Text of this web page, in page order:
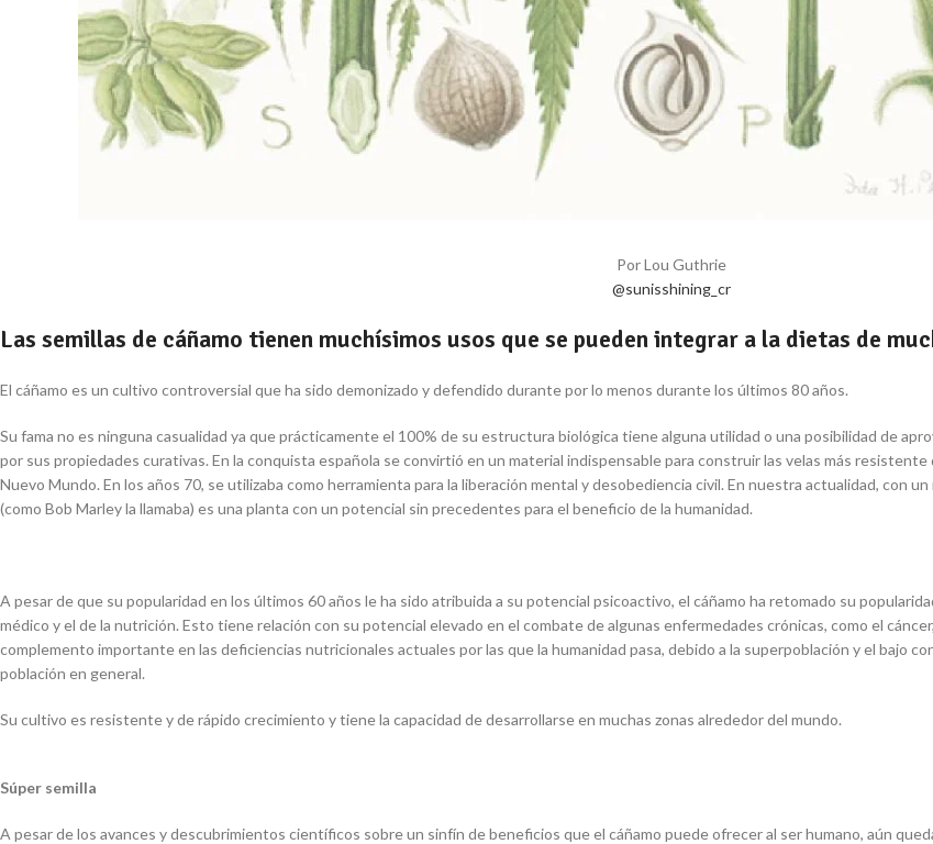
Por Lou Guthrie
@sunisshining_cr
Las semillas de cáñamo tienen muchísimos usos que se pueden integrar a la dietas de
El cáñamo es un cultivo controversial que ha sido demonizado y defendido durante por lo menos durante los últimos 80 años.
Su fama no es ninguna casualidad ya que prácticamente el 100% de su estructura biológica tiene alguna utilidad o una posibilidad de
por sus propiedades curativas. En la conquista española se convirtió en un material indispensable para construir las velas más resistente
Nuevo Mundo. En los años 70, se utilizaba como herramienta para la liberación mental y desobediencia civil. En nuestra actualidad, con
(como Bob Marley la llamaba) es una planta con un potencial sin precedentes para el beneficio de la humanidad.
A pesar de que su popularidad en los últimos 60 años le ha sido atribuida a su potencial psicoactivo, el cáñamo ha retomado su
médico y el de la nutrición. Esto tiene relación con su potencial elevado en el combate de algunas enfermedades crónicas, como el
complemento importante en las deficiencias nutricionales actuales por las que la humanidad pasa, debido a la superpoblación y el bajo
población en general.
Su cultivo es resistente y de rápido crecimiento y tiene la capacidad de desarrollarse en muchas zonas alrededor del mundo.
Súper semilla
A pesar de los avances y descubrimientos científicos sobre un sinfín de beneficios que el cáñamo puede ofrecer al ser humano, aún